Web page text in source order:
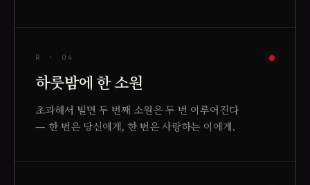
R · 04
하룻밤에 한 소원
초과해서 빌면 두 번째 소원은 두 번 이루어진다
— 한 번은 당신에게, 한 번은 사랑하는 이에게.